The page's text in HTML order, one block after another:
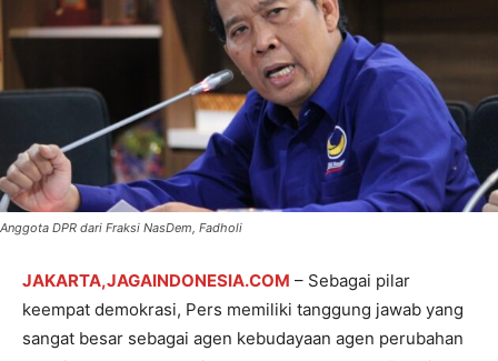
Anggota DPR dari Fraksi NasDem, Fadholi
JAKARTA,JAGAINDONESIA.COM – Sebagai pilar
keempat demokrasi, Pers memiliki tanggung jawab yang
sangat besar sebagai agen kebudayaan agen perubahan